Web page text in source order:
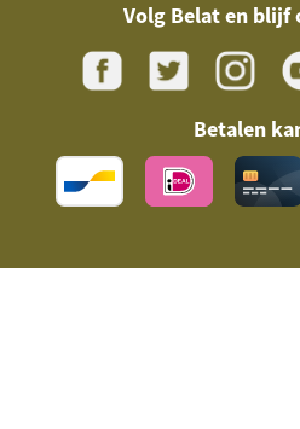
Volg Belat en blijf
Betalen